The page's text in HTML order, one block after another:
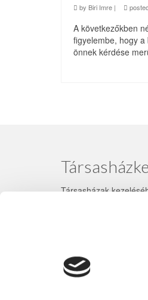
by Biri Imre |
A következőkben
figyelembe, hogy
önnek kérdése
Társasházak
üzemeltetése,
előkészítése,
illetveközös képviselet
keressen bizalommal!